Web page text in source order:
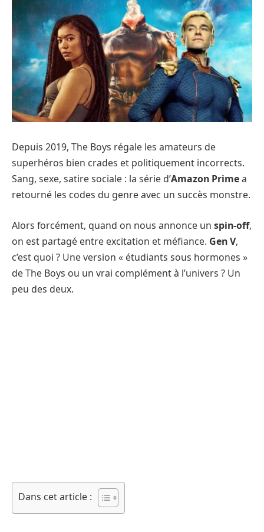
Depuis 2019, The Boys régale les amateurs de
superhéros bien crades et politiquement incorrects.
Sang, sexe, satire sociale : la série d’Amazon Primea
retourné les codes du genre avec un succès monstre.
Alors forcément, quand on nous annonce un spin-off,
on est partagé entre excitation et méfiance. Gen V,
c’est quoi ? Une version « étudiants sous hormones »
de The Boys ou un vrai complément à l’univers ? Un
peu des deux.
Dans cet article :